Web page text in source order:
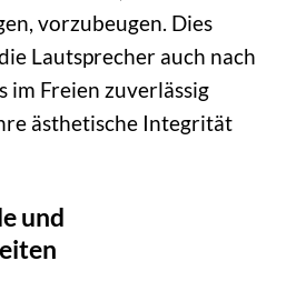
vorzubeugen. Dies
Lautsprecher auch nach
im Freien zuverlässig
ästhetische Integrität
und